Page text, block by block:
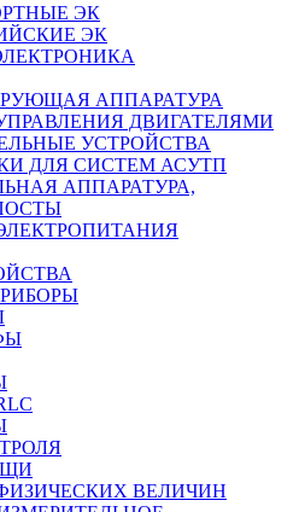
ЭК
ЭК
АППАРАТУРА
ДВИГАТЕЛЯМИ
УСТРОЙСТВА
ДЛЯ СИСТЕМ АСУТП
АППАРАТУРА,
ВЕЛИЧИН